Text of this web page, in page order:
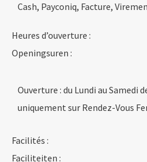
Cash, Payconiq, Facture,
Heures d’ouverture :
Openingsuren :
Ouverture : du Lundi au Samedi
uniquement sur Rendez-Vous
Facilités :
Faciliteiten :